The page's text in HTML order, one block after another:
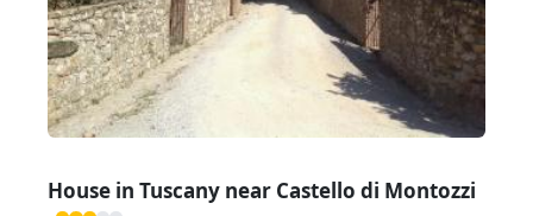
House in Tuscany near Castello di Montozzi